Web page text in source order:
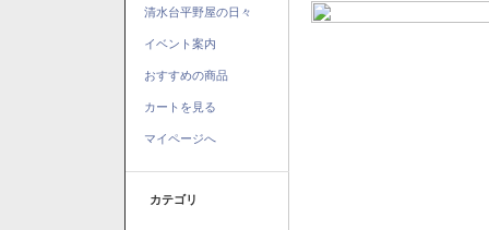
清水台平野屋の日々
イベント案内
おすすめの商品
カートを見る
マイページへ
カテゴリ